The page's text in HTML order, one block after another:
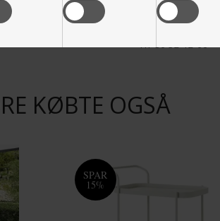
Kunde service
Tlf 86 32 12 66
KØBTE OGSÅ
SPAR
15%